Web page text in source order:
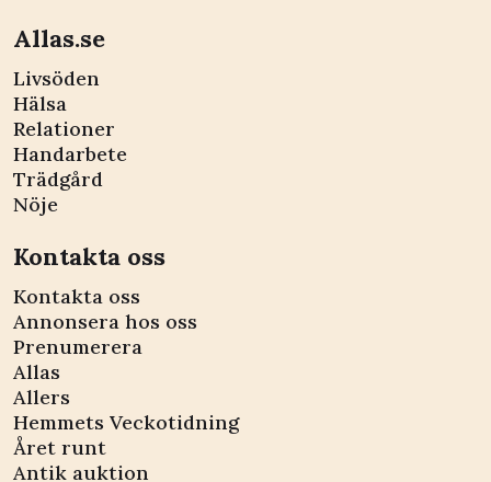
Allas.se
Livsöden
Hälsa
Relationer
Handarbete
Trädgård
Nöje
Kontakta oss
Kontakta oss
Annonsera hos oss
Prenumerera
Allas
Allers
Hemmets Veckotidning
Året runt
Antik auktion